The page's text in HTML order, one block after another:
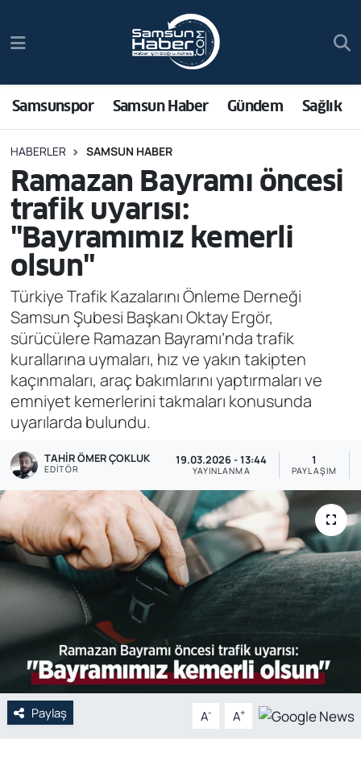
Samsunspor Samsun Haber Gündem Sağlık
HABERLER SAMSUN HABER
Ramazan Bayramı öncesi
trafik uyarısı:
"Bayramımız kemerli
olsun"
Türkiye Trafik Kazalarını Önleme Derneği
Samsun Şubesi Başkanı Oktay Ergör,
sürücülere Ramazan Bayramı’nda trafik
kurallarına uymaları, hız ve yakın takipten
kaçınmaları, araç bakımlarını yaptırmaları ve
emniyet kemerlerini takmaları konusunda
uyarılarda bulundu.
TAHIR ÖMER ÇOKLUK
EDITÖR
19.03.2026 - 13:44
YAYINLANMA
1
PAYLAŞIM
Paylaş A- A+
Samsun Haber
Sağlık
Asayiş
Bilim ve Teknoloji
Bölge
Dünya
Ekonomi
Genel
Gündem
Özel Haber
POLİTİKA
Siyaset
Spor
Web Tv
Yerel
Trafik Durumu
Süper Lig Puan Durumu ve Fikstür
Tüm Manşetler
Son Dakika Haberleri
Haber Arşivi